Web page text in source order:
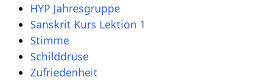
HYP Jahresgruppe
Sanskrit Kurs Lektion 1
Stimme
Schilddrüse
Zufriedenheit